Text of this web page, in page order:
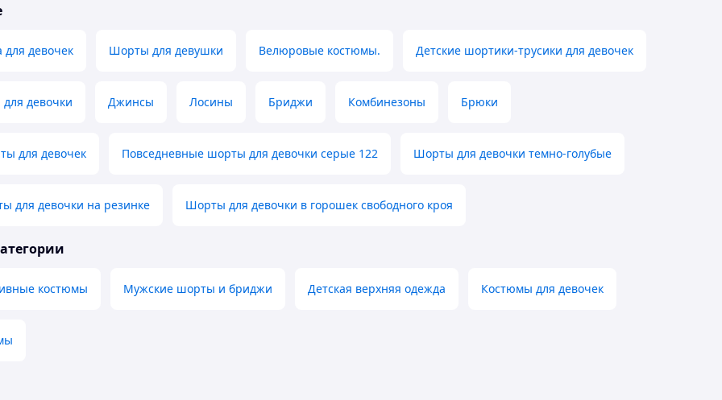
девочек Шорты для девушки Велюровые костюмы. Детские шортики-трусики для девочек
девочки Джинсы Лосины Бриджи Комбинезоны Брюки
для девочек Повседневные шорты для девочки серые 122 Шорты для девочки темно-голубые
для девочки на резинке Шорты для девочки в горошек свободного кроя
костюмы Мужские шорты и бриджи Детская верхняя одежда Костюмы для девочек